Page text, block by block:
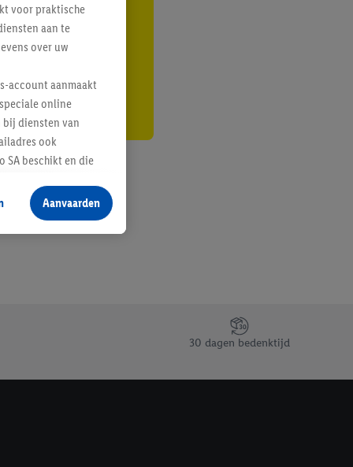
30 dagen bedenktijd
voor praktische
aan te
over uw
account aanmaakt
online
diensten van
ook
SA beschikt en die
producten waarin
maar het
als er met behulp
informatie,
Aanvaarden